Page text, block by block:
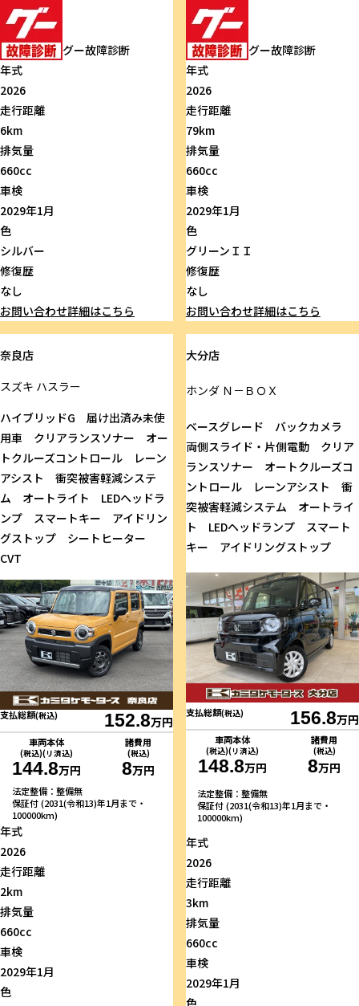
グー故障診断
年式
2026
走行距離
6km
排気量
660cc
車検
2029年1月
色
シルバー
修復歴
なし
お問い合わせ詳細はこちら
グー故障診断
年式
2026
走行距離
79km
排気量
660cc
車検
2029年1月
色
グリーンＩＩ
修復歴
なし
お問い合わせ詳細はこちら
奈良店
スズキ ハスラー
ハイブリッドG 届け出済み未使
用車 クリアランスソナー オー
トクルーズコントロール レーン
アシスト 衝突被害軽減システ
ム オートライト LEDヘッドラ
ンプ スマートキー アイドリン
グストップ シートヒーター
CVT
支払総額(税込) 152.8万円
車両本体
(税込)(リ済込)
144.8万円
諸費用
(税込)
8万円
法定整備：整備無
保証付 (2031(令和13)年1月まで・
100000km)
年式
2026
走行距離
2km
排気量
660cc
車検
2029年1月
色
大分店
ホンダＮ－ＢＯＸ
ベースグレード バックカメラ
両側スライド・片側電動 クリア
ランスソナー オートクルーズコ
ントロール レーンアシスト 衝
突被害軽減システム オートライ
ト LEDヘッドランプ スマート
キー アイドリングストップ
支払総額(税込) 156.8万円
車両本体
(税込)(リ済込)
148.8万円
諸費用
(税込)
8万円
法定整備：整備無
保証付 (2031(令和13)年1月まで・
100000km)
年式
2026
走行距離
3km
排気量
660cc
車検
2029年1月